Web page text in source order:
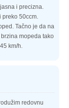
i precizna.
50ccm.
Tačno je da na
mopeda tako
km/h.
redovnu